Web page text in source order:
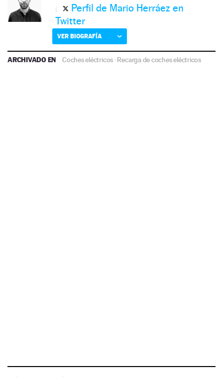
Perfil de Mario Herráez en
Twitter
VER BIOGRAFÍA
ARCHIVADO EN Coches eléctricos ·Recarga de coches eléctricos